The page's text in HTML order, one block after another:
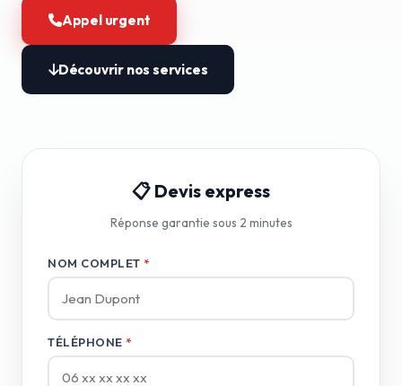
Appel urgent
Découvrir nos services
📋 Devis express
Réponse garantie sous 2 minutes
NOM COMPLET *
TÉLÉPHONE *